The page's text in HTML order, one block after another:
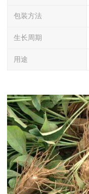
包装方法
生长周期
用途